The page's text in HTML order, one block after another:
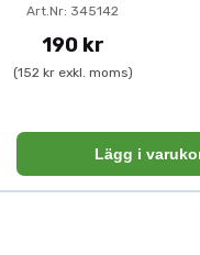
mm
1,6 mm / 3,2 mm / 4,8 mm
tillsammans med
Vid montering av 34
Art.Nr: 345142
190 kr
(152 kr exkl. moms)
Lägg i